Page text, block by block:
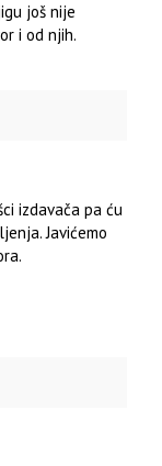
još nije
i od njih.
izdavača pa ću
Javićemo